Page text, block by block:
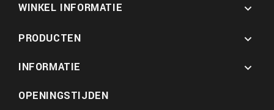
WINKEL INFORMATIE 
PRODUCTEN

INFORMATIE

OPENINGSTIJDEN